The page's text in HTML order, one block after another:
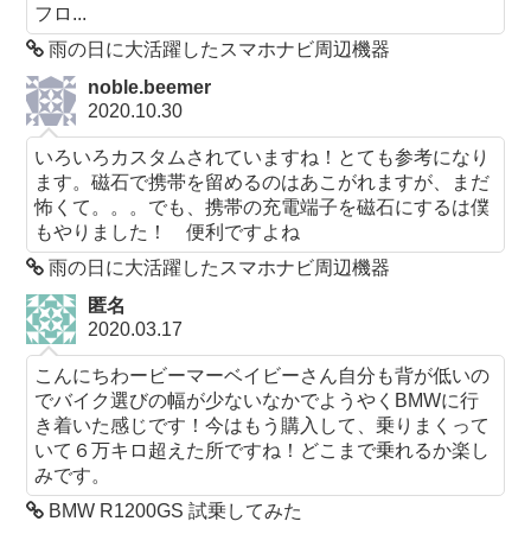
フロ...
雨の日に大活躍したスマホナビ周辺機器
noble.beemer
2020.10.30
いろいろカスタムされていますね！とても参考になり
ます。磁石で携帯を留めるのはあこがれますが、まだ
怖くて。。。でも、携帯の充電端子を磁石にするは僕
もやりました！ 便利ですよね
雨の日に大活躍したスマホナビ周辺機器
匿名
2020.03.17
こんにちわービーマーベイビーさん自分も背が低いの
でバイク選びの幅が少ないなかでようやくBMWに行
き着いた感じです！今はもう購入して、乗りまくって
いて６万キロ超えた所ですね！どこまで乗れるか楽し
みです。
BMW R1200GS 試乗してみた